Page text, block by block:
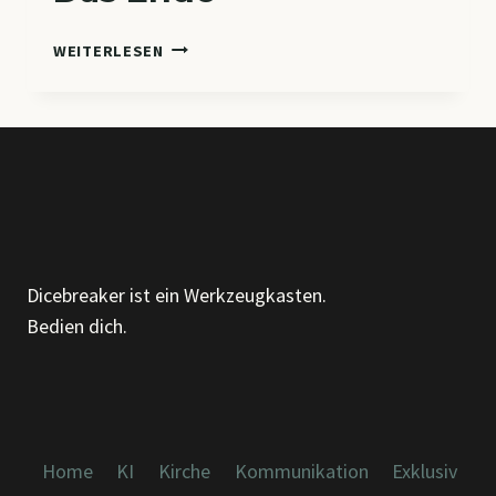
WEITERLESEN DAS
Dicebreaker ist ein Werkzeugkasten.
Bedien dich.
Home KI Kirche Kommunikation Exklusiv